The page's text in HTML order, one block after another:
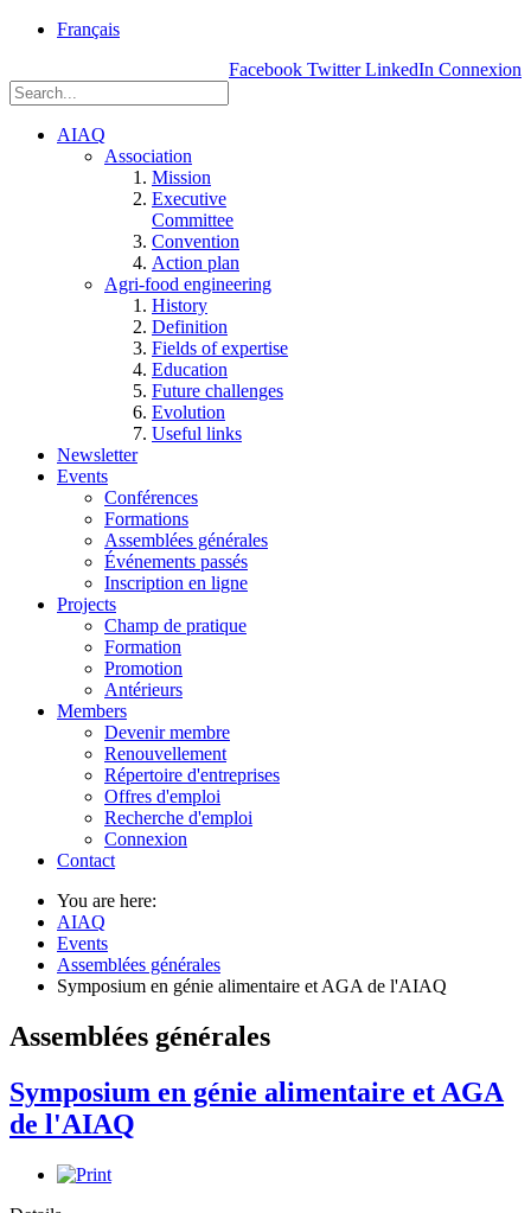
Français
Facebook Twitter LinkedIn Connexion
AIAQ
Association
Mission
Executive
Committee
Convention
Action plan
Agri-food engineering
History
Definition
Fields of expertise
Education
Future challenges
Evolution
Useful links
Newsletter
Events
Conférences
Formations
Assemblées générales
Événements passés
Inscription en ligne
Projects
Champ de pratique
Formation
Promotion
Antérieurs
Members
Devenir membre
Renouvellement
Répertoire d'entreprises
Offres d'emploi
Recherche d'emploi
Connexion
Contact
You are here:
AIAQ
Events
Assemblées générales
Symposium en génie alimentaire et AGA de l'AIAQ
Assemblées générales
Symposium en génie alimentaire et AGA
de l'AIAQ
Einstein, Québec
G1P